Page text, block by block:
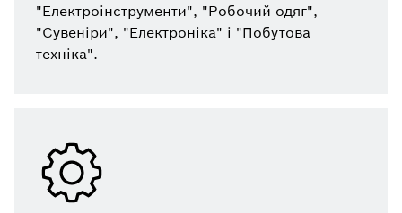
"Електроінструменти", "Робочий одяг",
"Сувеніри", "Електроніка" і "Побутова
техніка".